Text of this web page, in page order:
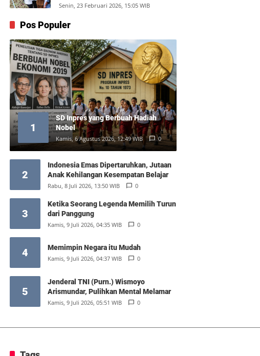
Petani Bisa Untung Rp350 Juta per
Senin, 23 Februari 2026, 15:05 WIB
Pos Populer
1
SD Inpres yang Berbuah Hadiah
Nobel
Kamis, 6 Agustus 2026, 12:49 WIB 0
2
Indonesia Emas Dipertaruhkan, Jutaan
Anak Kehilangan Kesempatan Belajar
Rabu, 8 Juli 2026, 13:50 WIB 0
3
Ketika Seorang Legenda Memilih Turun
dari Panggung
Kamis, 9 Juli 2026, 04:35 WIB 0
4 Memimpin Negara itu Mudah
Kamis, 9 Juli 2026, 04:37 WIB 0
5
Jenderal TNI (Purn.) Wismoyo
Arismundar, Pulihkan Mental Melamar
Kamis, 9 Juli 2026, 05:51 WIB 0